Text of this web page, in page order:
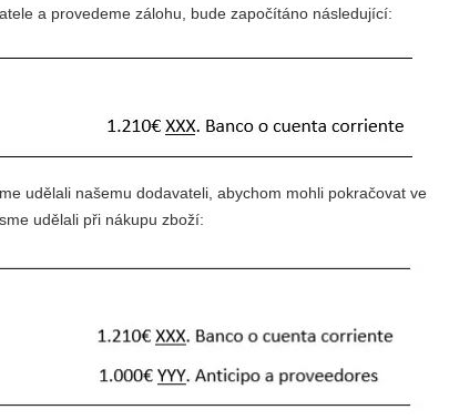
a provedeme zálohu, bude započítáno následující:
udělali našemu dodavateli, abychom mohli pokračovat ve
udělali při nákupu zboží: